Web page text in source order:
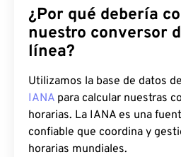
¿Por qué debería
nuestro conversor
línea?
Utilizamos la base de datos
IANA para calcular nuestras
horarias. La IANA es una
confiable que coordina y
horarias mundiales.